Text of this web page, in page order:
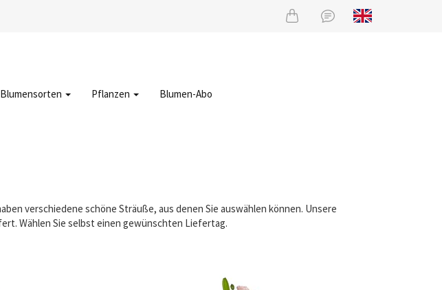
Blumensorten Pflanzen Blumen-Abo
verschiedene schöne Sträuße, aus denen Sie auswählen können. Unsere
Wählen Sie selbst einen gewünschten Liefertag.